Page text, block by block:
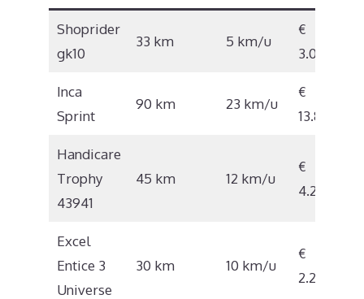
Shoprider
gk10
33 km 5 km/u
€
3.027
Inca
Sprint
90 km 23 km/u
€
13.817
Handicare
Trophy
43941
45 km 12 km/u
€
4.295
Excel
Entice 3
Universe
30 km 10 km/u
€
2.228